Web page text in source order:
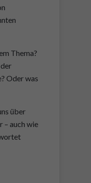
Thema?
Oder was
über
– auch wie